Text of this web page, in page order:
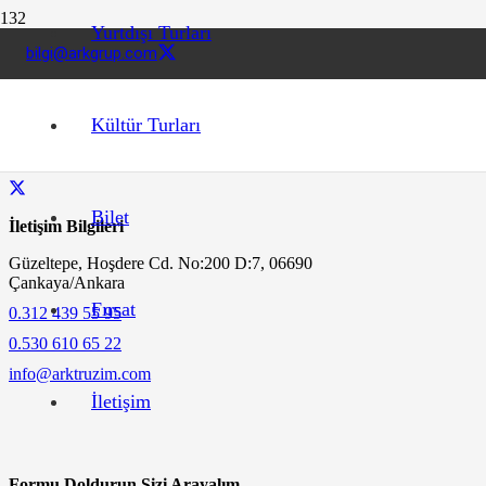
bilgi@arkgrup.com
Yurtdışı Turları
Kültür Turları
Bilet
Fırsat
İletişim
Güney Çin Denizi
İletişim Bilgileri
Güzeltepe, Hoşdere Cd. No:200 D:7, 06690
Çankaya/Ankara
0.312 439 55 95
0.530 610 65 22
info@arktruzim.com